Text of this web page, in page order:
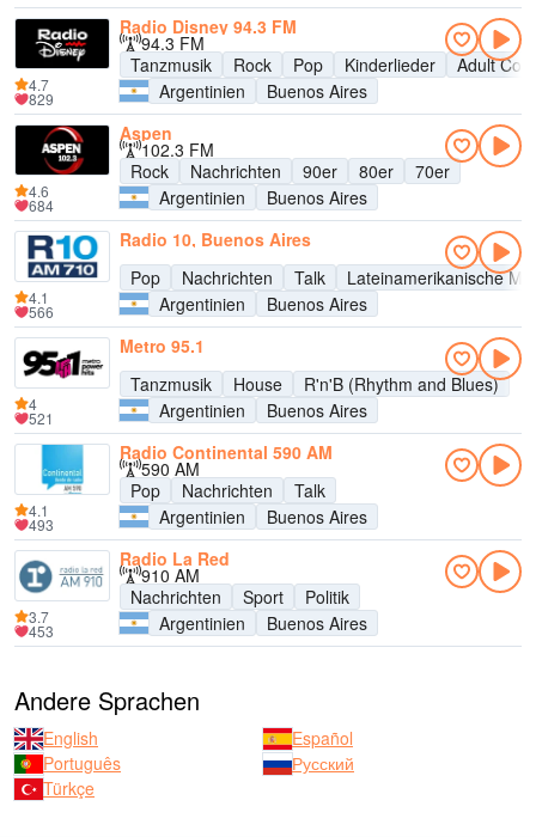
Radio Disney 94.3 FM
94.3 FM
Tanzmusik
Rock Pop Kinderlieder
Adult
Argentinien
Buenos Aires
4.7
829
Aspen
102.3 FM
Rock
Nachrichten 90er 80er
70er
Argentinien
Buenos Aires
4.6
684
Radio 10, Buenos Aires
Pop
Nachrichten Talk
Lateinamerikanische
Argentinien
Buenos Aires
4.1
566
Metro 95.1
Tanzmusik
House
R'n'B (Rhythm and Blues)
Argentinien
Buenos Aires
4
521
Radio Continental 590 AM
590 AM
Pop
Nachrichten
Talk
Argentinien
Buenos Aires
4.1
493
Radio La Red
910 AM
Nachrichten
Sport
Politik
Argentinien
Buenos Aires
3.7
453
Andere Sprachen
English
Español
Português
Русский
Türkçe